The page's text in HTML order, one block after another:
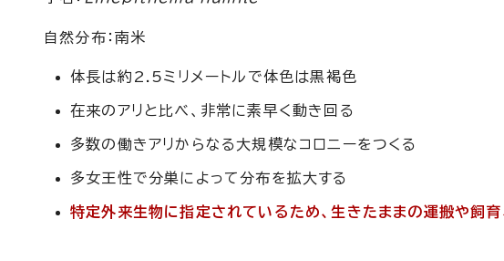
自然分布：南米
体長は約2.5ミリメートルで体色は黒褐色
在来のアリと比べ、非常に素早く動き回る
多数の働きアリからなる大規模なコロニーをつくる
多女王性で分巣によって分布を拡大する
特定外来生物に指定されているため、生きたままの運搬や飼育